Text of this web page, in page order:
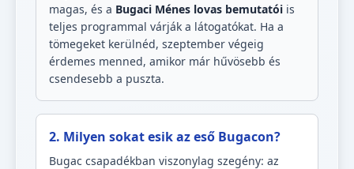
magas, és a Bugaci Ménes lovas bemutatói is
teljes programmal várják a látogatókat. Ha a
tömegeket kerülnéd, szeptember végeig
érdemes menned, amikor már hűvösebb és
csendesebb a puszta.
2. Milyen sokat esik az eső Bugacon?
Bugac csapadékban viszonylag szegény: az